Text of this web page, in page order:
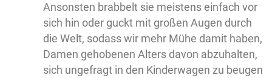
Ansonsten brabbelt sie meistens einfach vor
sich hin oder guckt mit großen Augen durch
die Welt, sodass wir mehr Mühe damit haben,
Damen gehobenen Alters davon abzuhalten,
sich ungefragt in den Kinderwagen zu beugen